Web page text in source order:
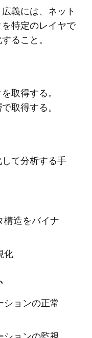
義には、ネット
特定のレイヤで
ること。
取得する。
取得する。
て分析する手
構造をバイナ
化
ションの正常